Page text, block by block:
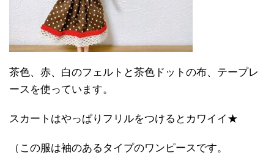
茶色、赤、白のフェルトと茶色ドットの布、テープレ
ースを使っています。
スカートはやっぱりフリルをつけるとカワイイ★
（この服は袖のあるタイプのワンピースです。